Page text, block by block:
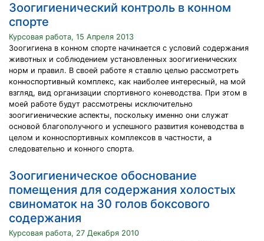
Зоогигиенический контроль в конном
спорте
Курсовая работа, 15 Апреля 2013
Зоогигиена в конном спорте начинается с условий содержания
животных и соблюдением установленных зоогигиенических
норм и правил. В своей работе я ставлю целью рассмотреть
конноспортивный комплекс, как наиболее интересный, на мой
взгляд, вид организации спортивного коневодства. При этом в
моей работе будут рассмотрены исключительно
зоогигиенические аспекты, поскольку именно они служат
основой благополучного и успешного развития коневодства в
целом и конноспортивных комплексов в частности, а
следовательно и конного спорта.
Зоогигиеническое обоснование
помещения для содержания холостых
свиноматок на 30 голов боксового
содержания
Курсовая работа, 27 Декабря 2010